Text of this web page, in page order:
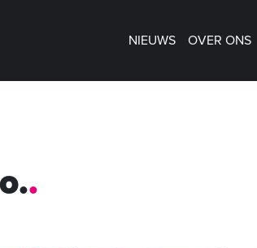
NIEUWS OVER ONS